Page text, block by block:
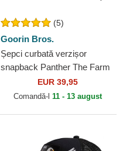
(5)
Goorin Bros.
Șepci curbată verzișor
snapback Panther The Farm
Goorin Bros.EUR 39,95
Comandă-l 11 - 13 august